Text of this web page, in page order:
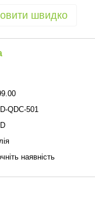
швидко
QDC-501
наявність